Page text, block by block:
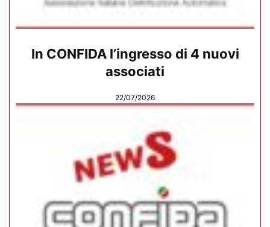
In CONFIDA l’ingresso di 4 nuovi
associati
22/07/2026